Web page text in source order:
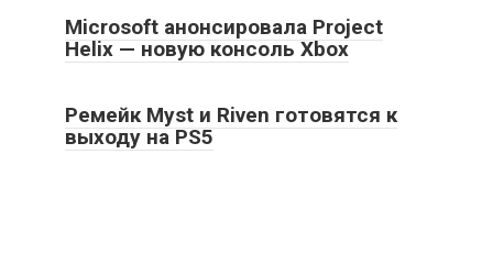
Microsoft анонсировала Project
Helix — новую консоль Xbox
Ремейк Myst и Riven готовятся к
выходу на PS5